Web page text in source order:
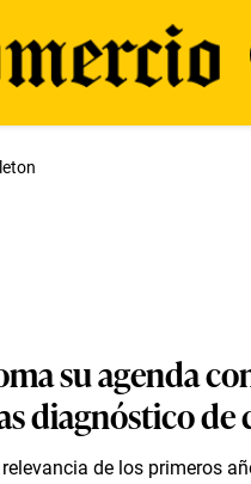
su agenda
diagnóstico de
de los primeros